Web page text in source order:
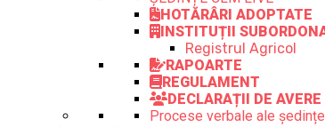
HOTĂRÂRI ADOPTATE
INSTITUȚII
Registrul Agricol
RAPOARTE
REGULAMENT
DECLARAȚII DE
Procese verbale ale